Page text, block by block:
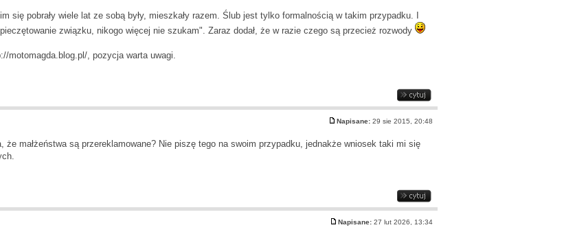
się pobrały wiele lat ze sobą były, mieszkały razem. Ślub jest tylko formalnością w takim przypadku. I
związku, nikogo więcej nie szukam". Zaraz dodał, że w razie czego są przecież rozwody
motomagda.blog.pl/, pozycja warta uwagi.
Napisane: 29 sie 2015, 20:48
że małżeństwa są przereklamowane? Nie piszę tego na swoim przypadku, jednakże wniosek taki mi się
Napisane: 27 lut 2026, 13:34